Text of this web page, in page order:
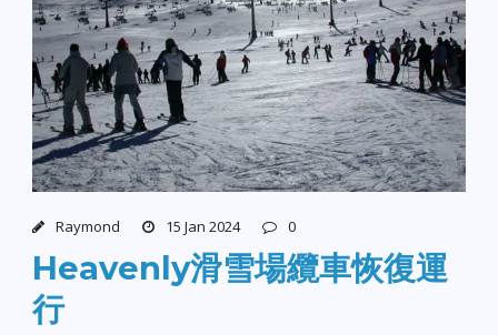
Raymond 15 Jan 2024 0
Heavenly滑雪場纜車恢復運
行